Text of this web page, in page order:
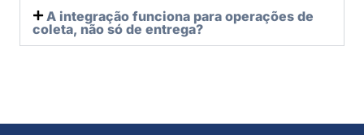
A integração funciona para operações de
coleta, não só de entrega?